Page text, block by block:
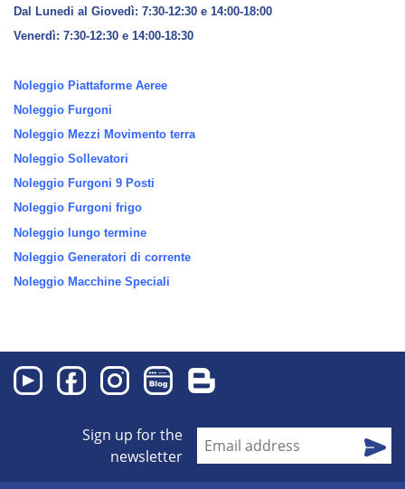
Dal Lunedi al Giovedì: 7:30-12:30 e 14:00-18:00
Venerdì: 7:30-12:30 e 14:00-18:30
Noleggio Piattaforme Aeree
Noleggio Furgoni
Noleggio Mezzi Movimento terra
Noleggio Sollevatori
Noleggio Furgoni 9 Posti
Noleggio Furgoni frigo
Noleggio lungo termine
Noleggio Generatori di corrente
Noleggio Macchine Speciali
Sign up for the
newsletter